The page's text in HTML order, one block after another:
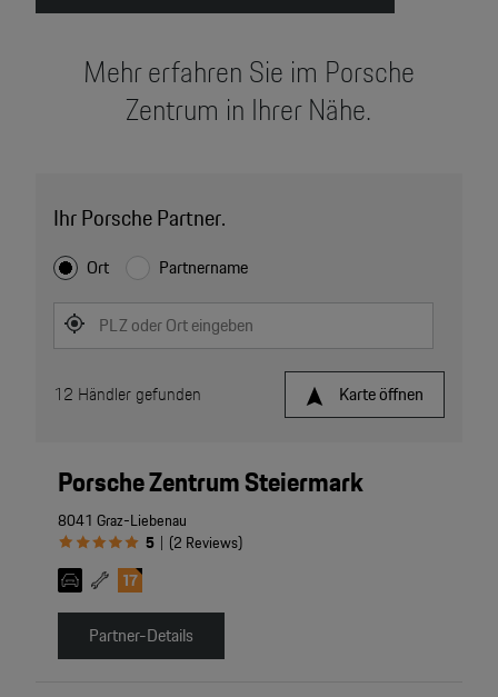
Mehr erfahren Sie im Porsche
Zentrum in Ihrer Nähe.
Ihr Porsche Partner.
Ort Partnername
PLZ oder Ort eingeben
Karte öffnen
12 Händler gefunden
Porsche Zentrum Steiermark
8041 Graz-Liebenau
5 | (2 Reviews)
Partner-Details